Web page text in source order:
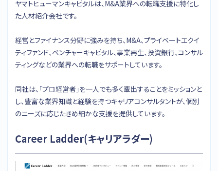
ヤマトヒューマンキャピタルは、M&A業界への転職支援に特化し
た人材紹介会社です。
経営とファイナンス分野に強みを持ち、M&A、プライベートエクイ
ティファンド、ベンチャーキャピタル、事業再生、投資銀行、コンサル
ティングなどの業界への転職をサポートしています。
同社は、「プロ経営者」を一人でも多く輩出することをミッションと
し、豊富な業界知識と経験を持つキャリアコンサルタントが、個別
のニーズに応じたきめ細かな支援を提供しています。
Career Ladder(キャリアラダー)